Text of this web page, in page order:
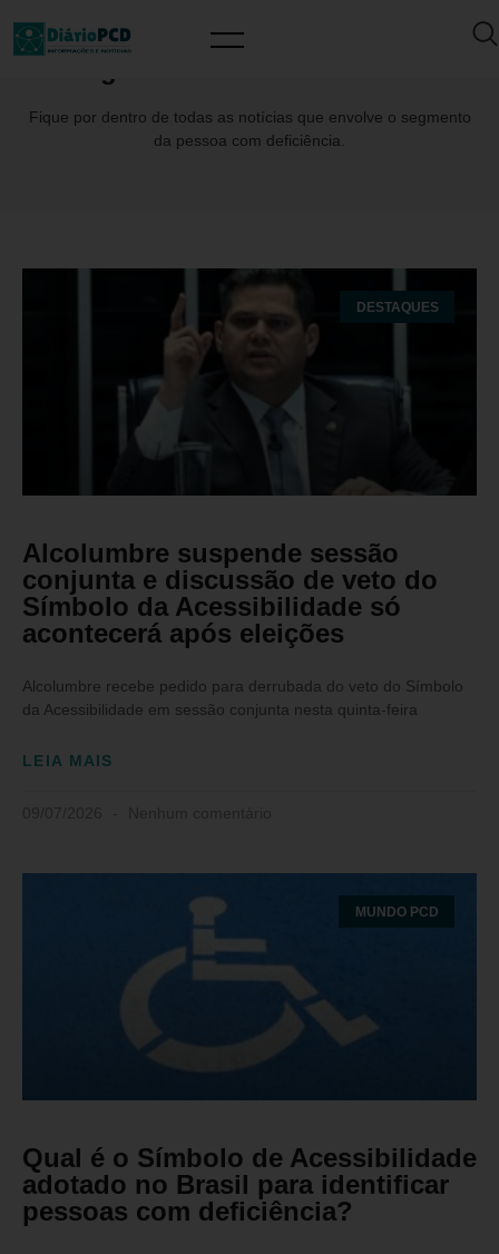
Fique por dentro de todas as notícias que envolve o segmento
da pessoa com deficiência.
DESTAQUES
Alcolumbre suspende sessão
conjunta e discussão de veto do
Símbolo da Acessibilidade só
acontecerá após eleições
Alcolumbre recebe pedido para derrubada do veto do Símbolo
da Acessibilidade em sessão conjunta nesta quinta-feira
LEIA MAIS
MUNDO PCD
Qual é o Símbolo de Acessibilidade
adotado no Brasil para identificar
pessoas com deficiência?